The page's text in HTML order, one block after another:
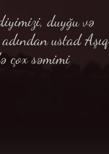
duyğu və
ustad Aşıq
çox səmimi